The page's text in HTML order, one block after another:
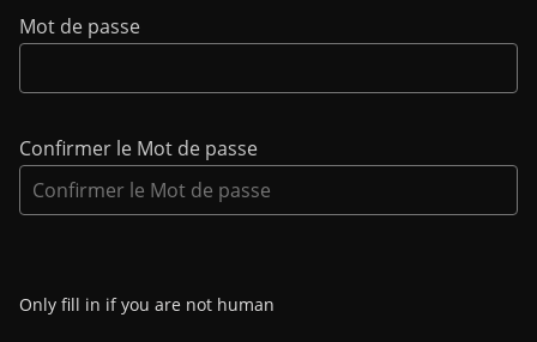
Mot de passe
Confirmer le Mot de passe
Only fill in if you are not human